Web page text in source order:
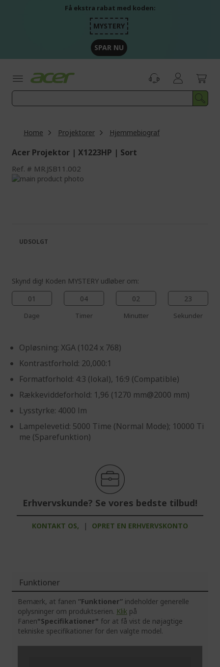
Få ekstra rabat med koden:
MYSTERY
SPAR NU
Home Projektorer Hjemmebiograf
Acer Projektor | X1223HP | Sort
Ref. MR.JSB11.002
Skip
images
gallery
the
images
Skynd dig! Koden MYSTERY udløber om:
01
Dage
04
Timer
02
Minutter
22
Sekunder
Opløsning: XGA (1024 x 768)
Kontrastforhold: 20,000:1
Formatforhold: 4:3 (lokal), 16:9 (Compatible)
Rækkeviddeforhold: 1,96 (1270 mm@2000 mm)
Lysstyrke: 4000 lm
Lampelevetid: 5000 Time (Normal Mode); 10000 Ti
me (Sparefunktion)
Erhvervskunde? Se vores bedste tilbud!
KONTAKT OS, | OPRET EN ERHVERVSKONTO
UDSOLGT
Funktioner
Bemærk, at fanen ”Funktioner” indeholder generelle
oplysninger om produktserien. Klik på
Fanen"Specifikationer" for at få vist de nøjagtige
tekniske specifikationer for den valgte model.